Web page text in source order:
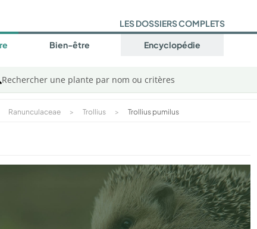
LES DOSSIERS COMPLETS
Bien-être Encyclopédie
Rechercher une plante par nom ou critères
Ranunculaceae > Trollius > Trollius pumilus